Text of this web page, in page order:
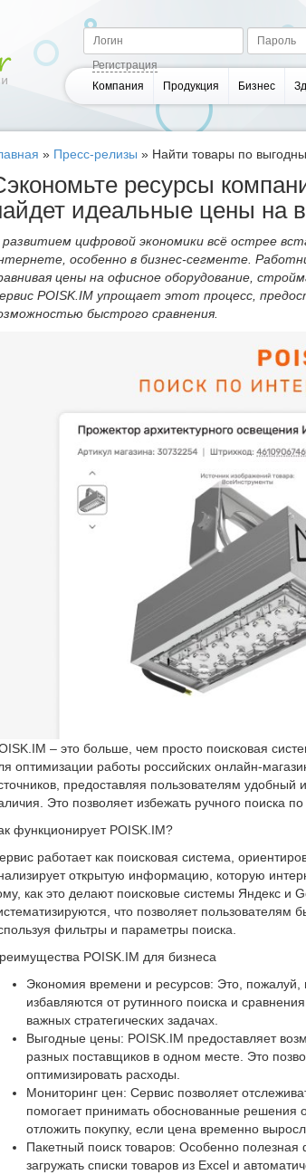
Регистрация
Компания
Продукция Бизнес
» Пресс-релизы » Найти товары по
ресурсы
идеальные цены на
цифровой экономики всё острее
особенно в бизнес-сегменте.
цены на офисное оборудование,
POISK.IM упрощает этот процесс,
быстрого сравнения.
– это больше, чем просто поисковая
оптимизации работы российских онлайн-
предоставляя пользователям
Это позволяет избежать ручного поиска
функционирует POISK.IM?
работает как поисковая система,
открытую информацию, которую
как это делают поисковые системы Яндекс и
что позволяет пользователям
фильтры и параметры поиска.
POISK.IM для бизнеса
Экономия времени и ресурсов: Это,
избавляются от рутинного поиска и
важных стратегических задачах.
Выгодные цены: POISK.IM предоставляет
разных поставщиков в одном месте. Это
оптимизировать расходы.
Мониторинг цен: Сервис позволяет
помогает принимать обоснованные
отложить покупку, если цена временно
Пакетный поиск товаров: Особенно полезная
загружать списки товаров из Excel и